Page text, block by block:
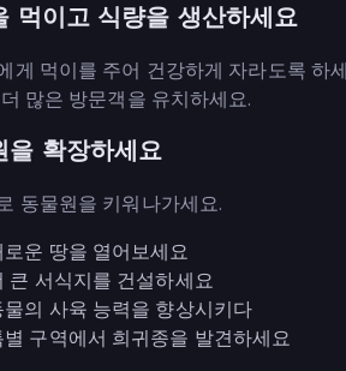
먹이고 식량을 생산하세요
게 먹이를 주어 건강하게 자라도록 하
많은 방문객을 유치하세요.
을 확장하세요
동물원을 키워나가세요.
로운 땅을 열어보세요
큰 서식지를 건설하세요
물의 사육 능력을 향상시키다
별 구역에서 희귀종을 발견하세요